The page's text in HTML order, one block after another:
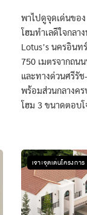
พาไปดูจุดเด่นของ
โฮมทำเลดีใจกลา
Lotus’s นครอินท
750 เมตรจากถน
และทางด่วนศรีรัช
พร้อมส่วนกลางค
โฮม 3 ขนาดตอบ
เจาะจุดเด่นโครงการ